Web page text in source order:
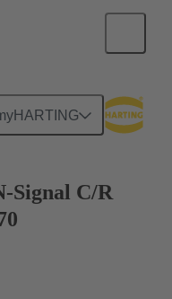
filha
Signal C/R